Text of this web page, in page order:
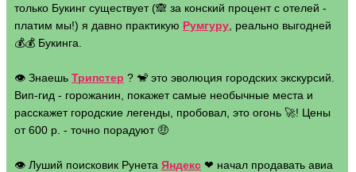
только Букинг существует (🙈 за конский процент с отелей -
платим мы!) я давно практикую Румгуру , реально выгодней
💰💰 Букинга.
👁 Знаешь Трипстер ? 🐒 это эволюция городских экскурсий.
Вип-гид - горожанин, покажет самые необычные места и
расскажет городские легенды, пробовал, это огонь 🚀! Цены
от 600 р. - точно порадуют 🤑
👁 Луший поисковик Рунета Яндекс ❤ начал продавать авиа